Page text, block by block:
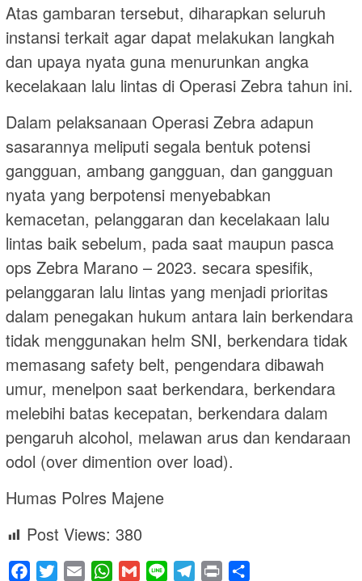
Atas gambaran tersebut, diharapkan seluruh
instansi terkait agar dapat melakukan langkah
dan upaya nyata guna menurunkan angka
kecelakaan lalu lintas di Operasi Zebra tahun ini.
Dalam pelaksanaan Operasi Zebra adapun
sasarannya meliputi segala bentuk potensi
gangguan, ambang gangguan, dan gangguan
nyata yang berpotensi menyebabkan
kemacetan, pelanggaran dan kecelakaan lalu
lintas baik sebelum, pada saat maupun pasca
ops Zebra Marano – 2023. secara spesifik,
pelanggaran lalu lintas yang menjadi prioritas
dalam penegakan hukum antara lain berkendara
tidak menggunakan helm SNI, berkendara tidak
memasang safety belt, pengendara dibawah
umur, menelpon saat berkendara, berkendara
melebihi batas kecepatan, berkendara dalam
pengaruh alcohol, melawan arus dan kendaraan
odol (over dimention over load).
Humas Polres Majene
Post Views: 380
Facebook
Twitter Email WhatsApp
Gmail Line Telegram
Print